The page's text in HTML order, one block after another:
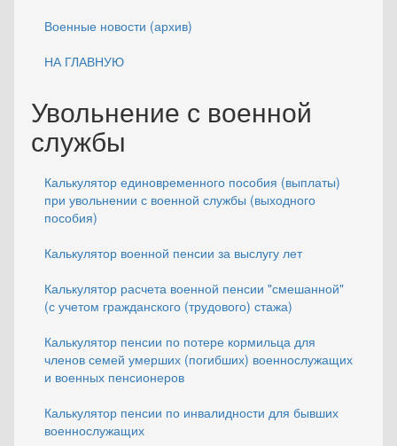
Военные новости (архив)
НА ГЛАВНУЮ
Увольнение с военной
службы
Калькулятор единовременного пособия (выплаты)
при увольнении с военной службы (выходного
пособия)
Калькулятор военной пенсии за выслугу лет
Калькулятор расчета военной пенсии "смешанной"
(с учетом гражданского (трудового) стажа)
Калькулятор пенсии по потере кормильца для
членов семей умерших (погибших) военнослужащих
и военных пенсионеров
Калькулятор пенсии по инвалидности для бывших
военнослужащих